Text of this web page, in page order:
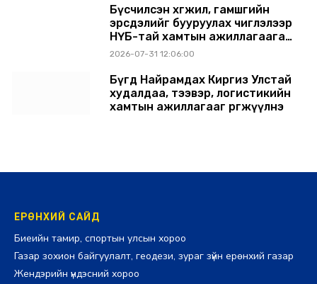
Бүсчилсэн хөгжил, гамшгийн
эрсдэлийг бууруулах чиглэлээр
НҮБ-тай хамтын ажиллагаагаа
өргөжүүлэхээр санал солилцлоо
2026-07-31 12:06:00
Бүгд Найрамдах Киргиз Улстай
худалдаа, тээвэр, логистикийн
хамтын ажиллагааг өргөжүүлнэ
ЕРӨНХИЙ САЙД
Биеийн тамир, спортын улсын хороо
Газар зохион байгуулалт, геодези, зураг зүйн ерөнхий газар
Жендэрийн үндэсний хороо